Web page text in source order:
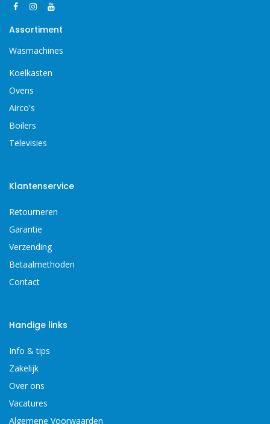
Assortiment
Wasmachines
Koelkasten
Ovens
Airco's
Boilers
Televisies
Klantenservice
Retourneren
Garantie
Verzending
Betaalmethoden
Contact
Handige links
Info & tips
Zakelijk
Over ons
Vacatures
Algemene Voorwaarden